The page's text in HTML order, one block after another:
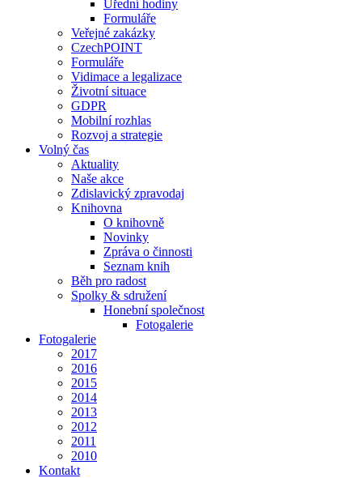
Úřední hodiny
Formuláře
Veřejné zakázky
CzechPOINT
Formuláře
Vidimace a legalizace
Životní situace
GDPR
Mobilní rozhlas
Rozvoj a strategie
Volný čas
Aktuality
Naše akce
Zdislavický zpravodaj
Knihovna
O knihovně
Novinky
Zpráva o činnosti
Seznam knih
Běh pro radost
Spolky & sdružení
Honební společnost
Fotogalerie
Fotogalerie
2017
2016
2015
2014
2013
2012
2011
2010
Kontakt